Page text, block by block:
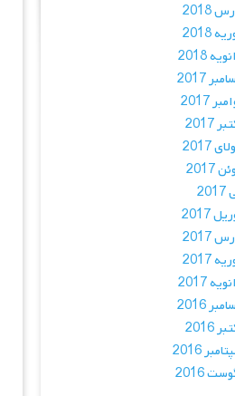
2018
2018
2018
2017
2017
2017
2017
2017
2017
2017
2017
2017
2016
2016
2016
2016